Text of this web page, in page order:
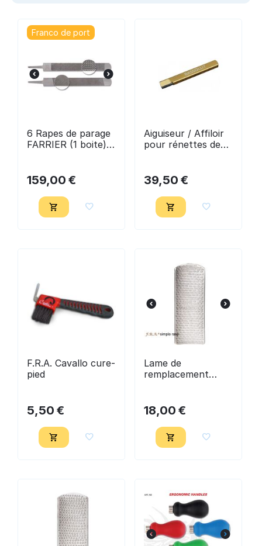
Franco de port
6 Rapes de parage
FARRIER (1 boite) -
159,00 €
Aiguiseur / Affiloir
pour rénettes de
39,50 €
F.R.A. Cavallo cure-
pied
5,50 €
Lame de
remplacement
18,00 €